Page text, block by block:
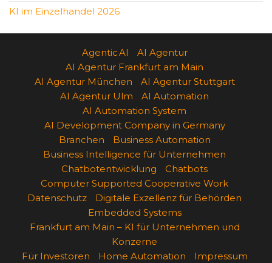
KI im Einzelhandel 2026
Agentic AI
AI Agentur
AI Agentur Frankfurt am Main
AI Agentur München
AI Agentur Stuttgart
AI Agentur Ulm
AI Automation
AI Automation System
AI Development Company in Germany
Branchen
Business Automation
Business Intelligence für Unternehmen
Chatbotentwicklung
Chatbots
Computer Supported Cooperative Work
Datenschutz
Digitale Exzellenz für Behörden
Embedded Systems
Frankfurt am Main – KI für Unternehmen und
Konzerne
Für Investoren
Home Automation
Impressum